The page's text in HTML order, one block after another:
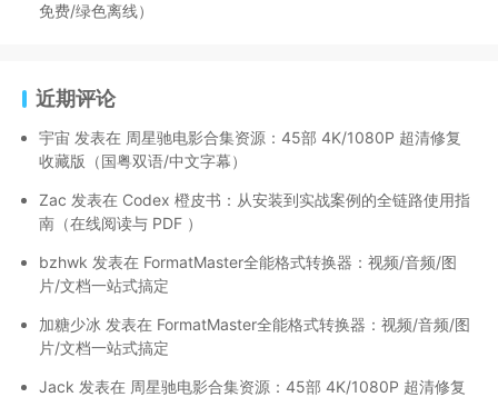
免费/绿色离线）
近期评论
宇宙 发表在 周星驰电影合集资源：45部 4K/1080P 超清修复
收藏版（国粤双语/中文字幕）
Zac 发表在 Codex 橙皮书：从安装到实战案例的全链路使用指
南（在线阅读与 PDF ）
bzhwk 发表在 FormatMaster全能格式转换器：视频/音频/图
片/文档一站式搞定
加糖少冰 发表在 FormatMaster全能格式转换器：视频/音频/图
片/文档一站式搞定
Jack 发表在 周星驰电影合集资源：45部 4K/1080P 超清修复